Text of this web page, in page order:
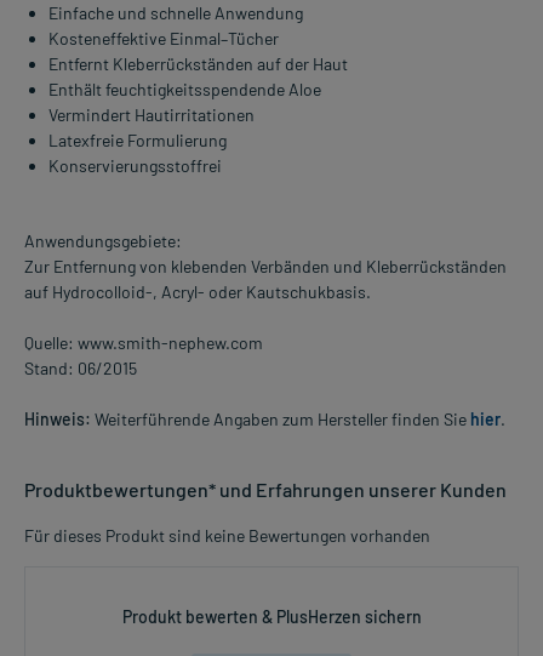
Einfache und schnelle Anwendung
Kosteneffektive Einmal–Tücher
Entfernt Kleberrückständen auf der Haut
Enthält feuchtigkeitsspendende Aloe
Vermindert Hautirritationen
Latexfreie Formulierung
Konservierungsstoffrei
Anwendungsgebiete:
Zur Entfernung von klebenden Verbänden und Kleberrückständen
auf Hydrocolloid-, Acryl- oder Kautschukbasis.
Quelle: www.smith-nephew.com
Stand: 06/2015
Hinweis: Weiterführende Angaben zum Hersteller finden Sie hier.
Produktbewertungen* und Erfahrungen unserer Kunden
Für dieses Produkt sind keine Bewertungen vorhanden
Produkt bewerten & PlusHerzen sichern